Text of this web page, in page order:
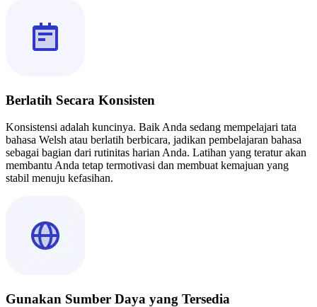
Berlatih Secara Konsisten
Konsistensi adalah kuncinya. Baik Anda sedang mempelajari tata
bahasa Welsh atau berlatih berbicara, jadikan pembelajaran bahasa
sebagai bagian dari rutinitas harian Anda. Latihan yang teratur akan
membantu Anda tetap termotivasi dan membuat kemajuan yang
stabil menuju kefasihan.
Gunakan Sumber Daya yang Tersedia